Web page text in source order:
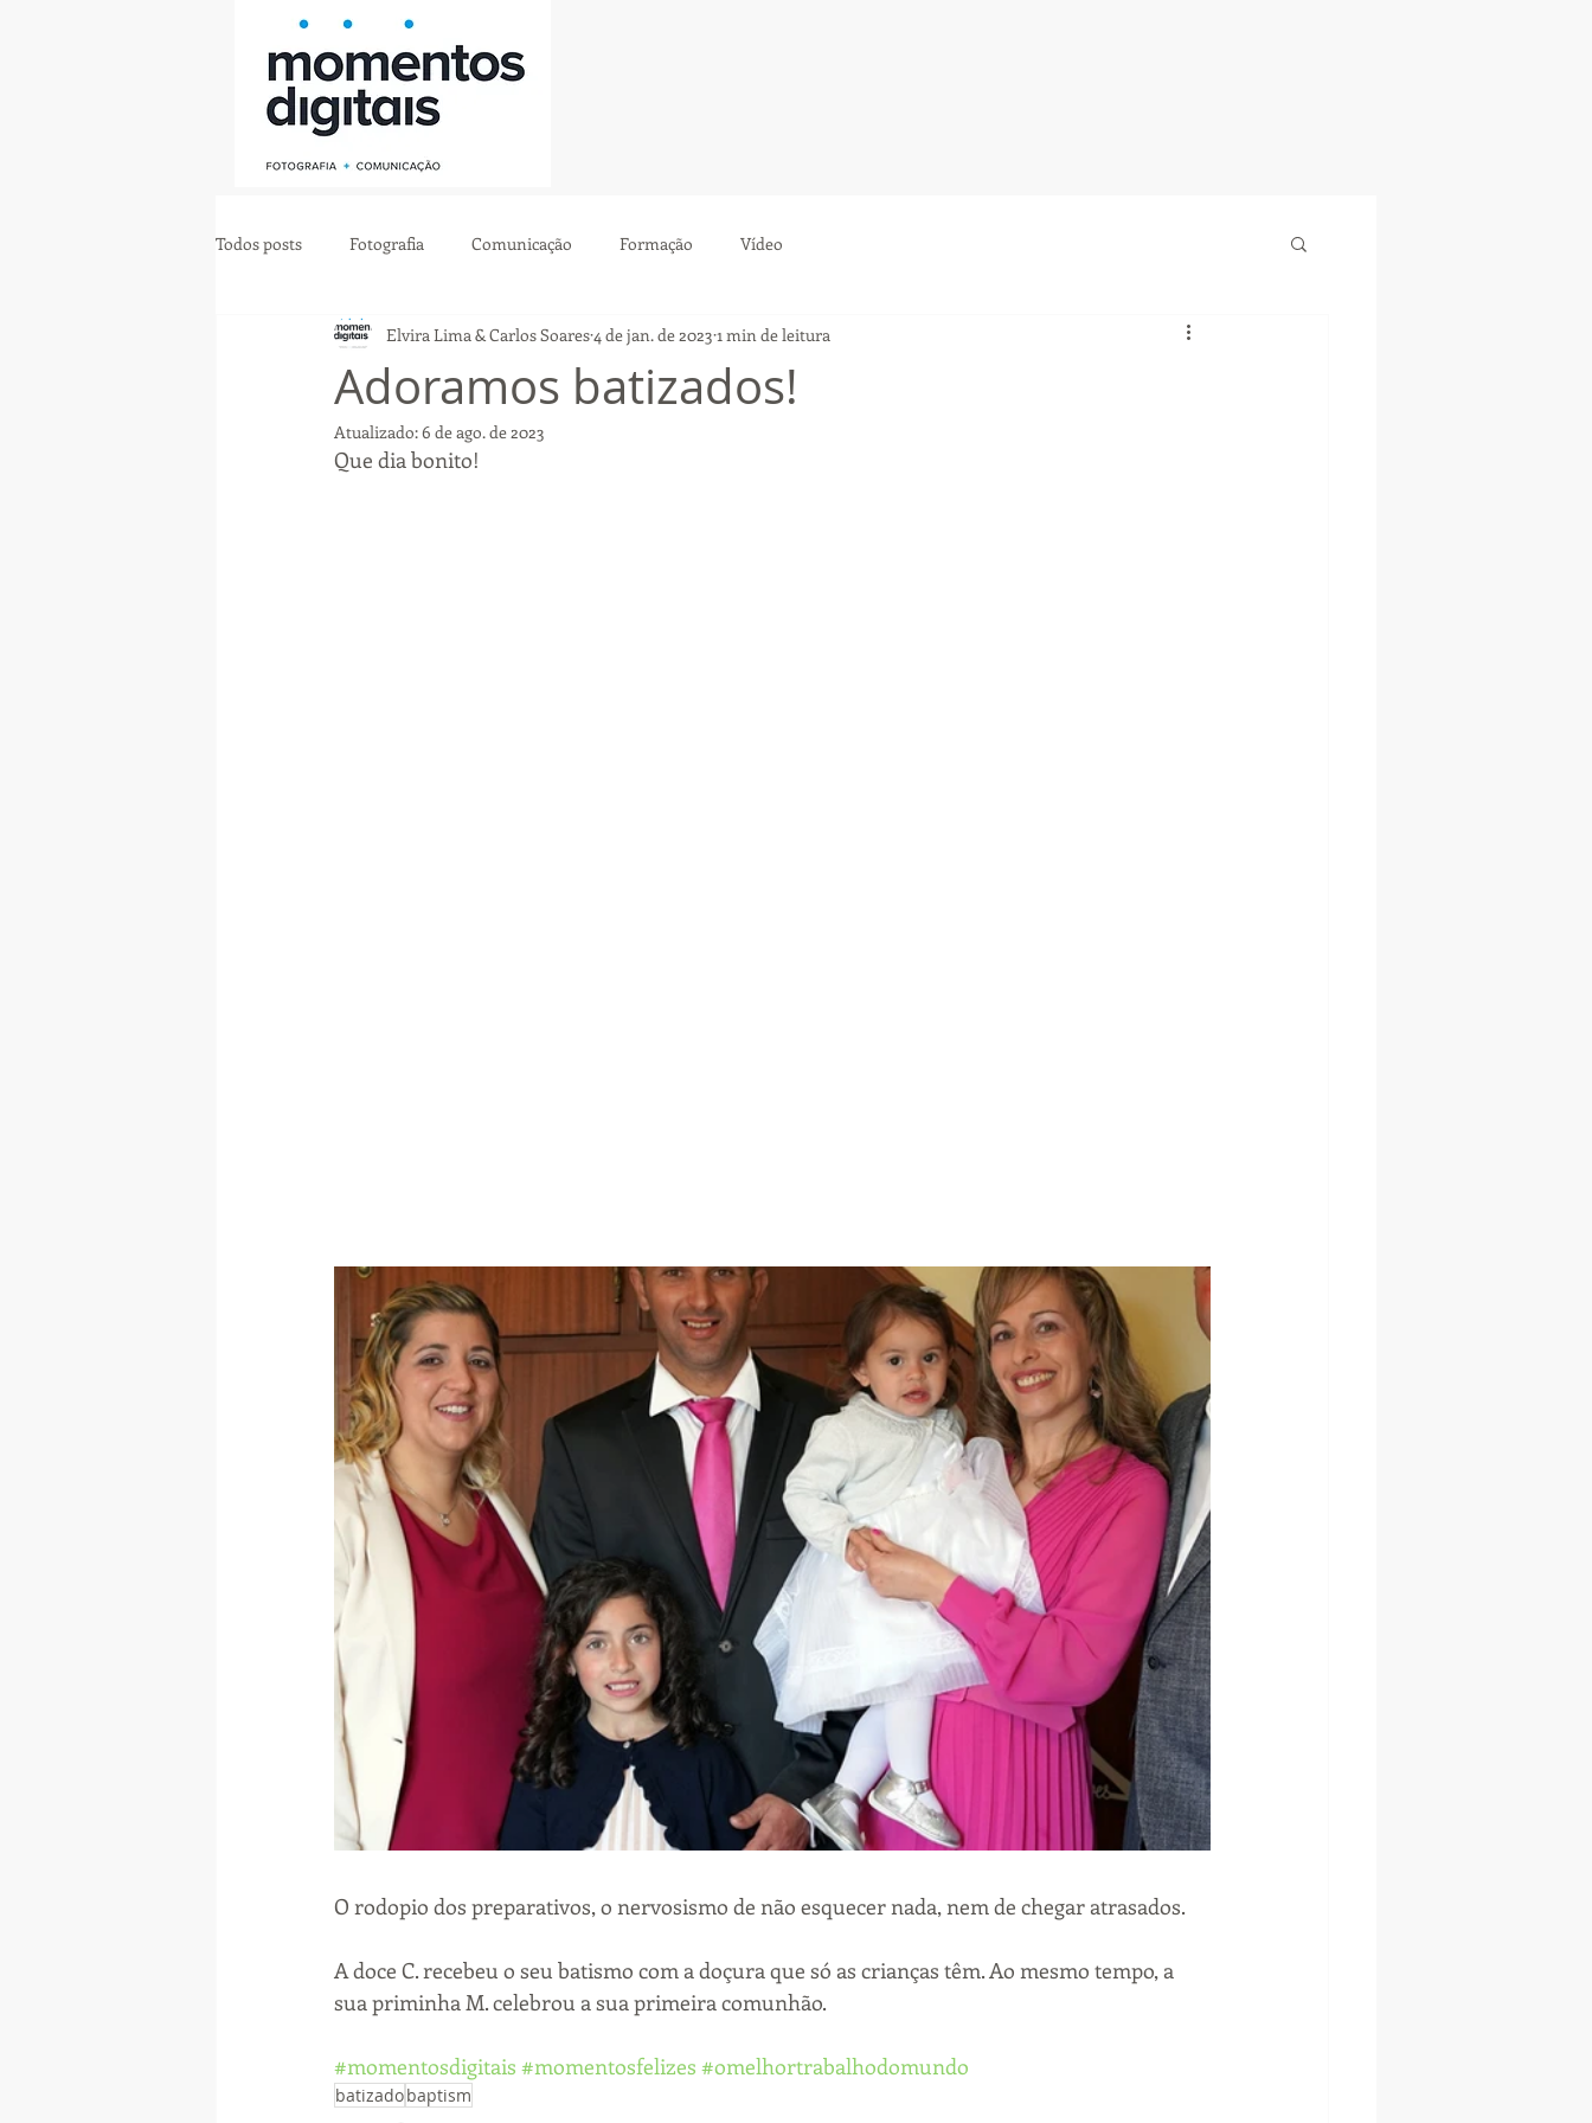
Todos posts Fotografia Comunicação Formação Vídeo
Adoramos batizados!
Elvira Lima & Carlos Soares4 de jan. de 2023 1 min de leitura
Atualizado:6 de ago. de 2023
Que dia bonito!
O rodopio dos preparativos, o nervosismo de não esquecer nada, nem de chegar atrasados.
A doce C. recebeu o seu batismo com a doçura que só as crianças têm. Ao mesmo tempo, a
sua priminha M. celebrou a sua primeira comunhão.
#momentosdigitais #momentosfelizes #omelhortrabalhodomundo
batizadobaptism